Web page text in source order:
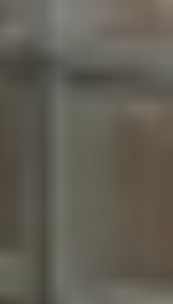
đặc biệt
nhau. Bài
toàn bộ âm
hiện trên